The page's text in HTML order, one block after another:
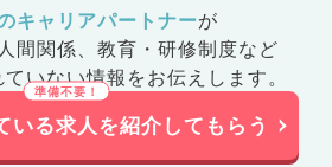
キャリアパートナーが
間関係、 教育・研修制度など
いない情報をお伝えします。
いる求人を紹介してもらう